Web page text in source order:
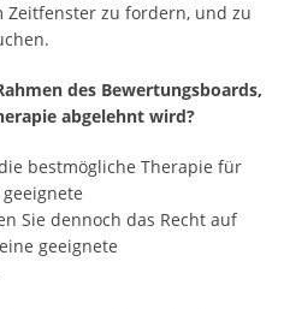
Zeitfenster zu fordern, und zu
des Bewertungsboards,
abgelehnt wird?
bestmögliche Therapie für
Sie dennoch das Recht auf
geeignete